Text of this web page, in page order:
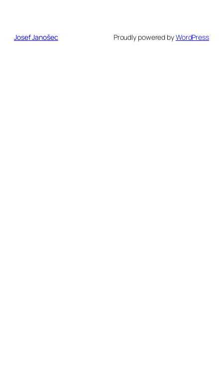
Josef Janošec Proudly powered byWordPress